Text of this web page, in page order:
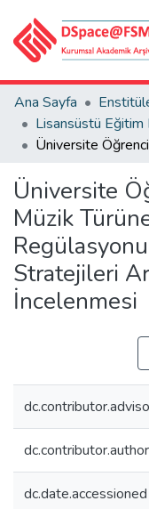
Ana Sayfa
Üniversite
Müzik
Stratejileri
İncelenmesi
dc.contributor.author
dc.date.accessioned